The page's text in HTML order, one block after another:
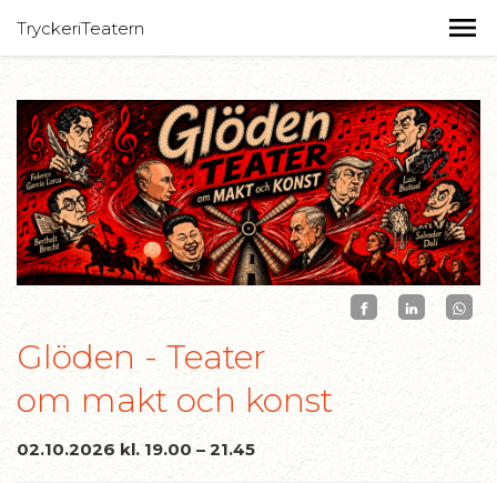
TryckeriTeatern
Glöden - Teater
om makt och konst
02.10.2026 kl. 19.00 – 21.45